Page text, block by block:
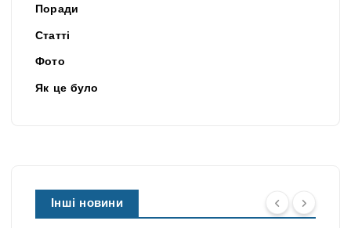
Поради
Статті
Фото
Як це було
Інші новини